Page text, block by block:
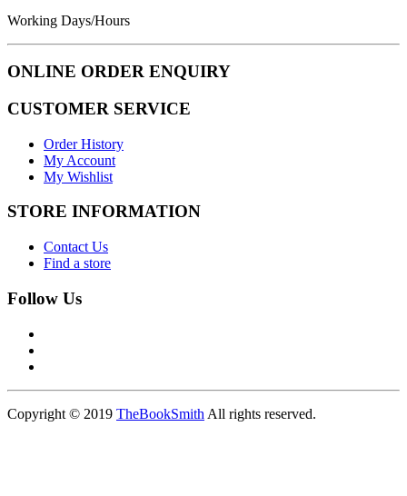
Working Days/Hours
ONLINE ORDER ENQUIRY
CUSTOMER SERVICE
Order History
My Account
My Wishlist
STORE INFORMATION
Contact Us
Find a store
Follow Us
Copyright © 2019 TheBookSmith All rights reserved.